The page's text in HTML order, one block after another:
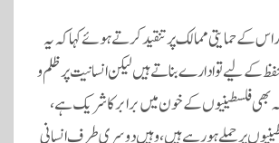
کے حمایتی ممالک پر تنقید کرتے ہوئے کہا کہ یہ
کے لیے تو ادارے بناتے ہیں لیکن انسانیت پر ظلم و
بھی فلسطینیوں کے خون میں برابر کا شریک ہے،
پر حملے ہو رہے ہیں، وہیں دوسری طرف انسانی